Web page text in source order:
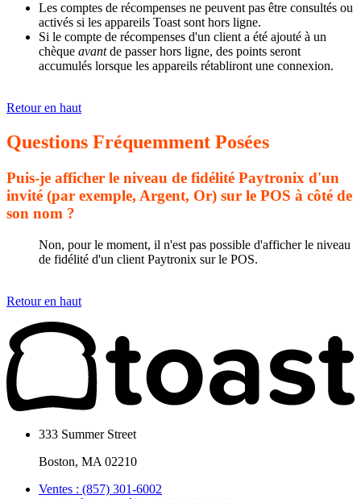
Les comptes de récompenses ne peuvent pas être consultés ou
activés si les appareils Toast sont hors ligne.
Si le compte de récompenses d'un client a été ajouté à un
chèque avantde passer hors ligne, des points seront
accumulés lorsque les appareils rétabliront une connexion.
Retour en haut
Questions Fréquemment Posées
Puis-je afficher le niveau de fidélité Paytronix d'un
invité (par exemple, Argent, Or) sur le POS à côté de
son nom ?
Non, pour le moment, il n'est pas possible d'afficher le niveau
de fidélité d'un client Paytronix sur le POS.
Retour en haut
333 Summer Street
Boston, MA 02210
Ventes : (857) 301-6002